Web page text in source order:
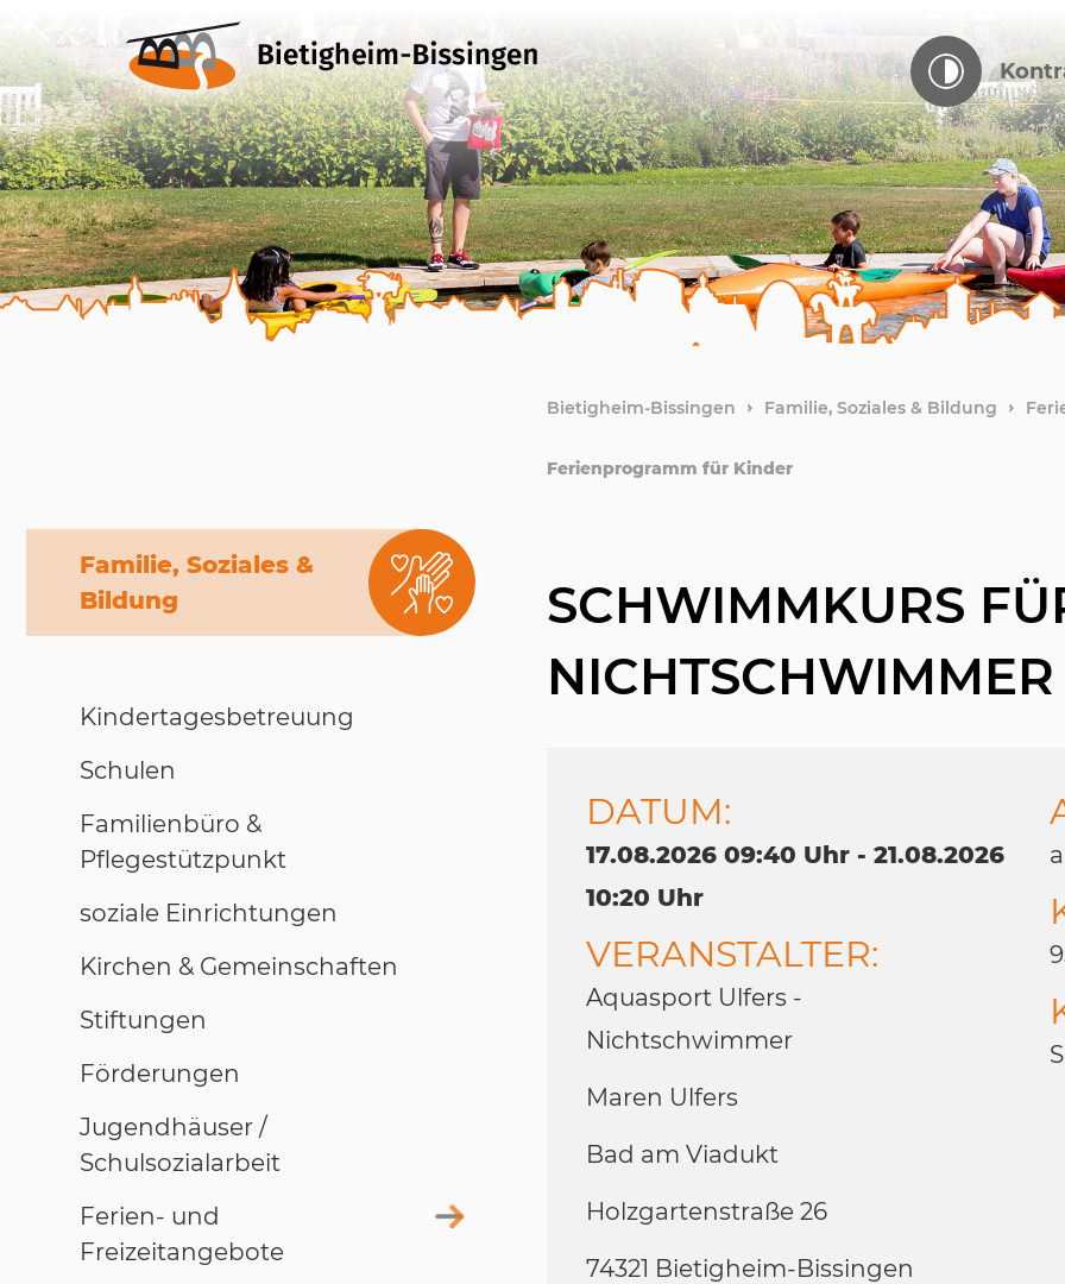
Bietigheim-Bissingen Familie, Soziales & Bildung
Ferienprogramm für Kinder
SCHWIMMKURS
NICHTSCHWIMMER
DATUM:
17.08.2026 09:40 Uhr - 21.08.2026
10:20 Uhr
VERANSTALTER:
Aquasport Ulfers -
Nichtschwimmer
Maren Ulfers
Bad am Viadukt
Holzgartenstraße 26
74321 Bietigheim-Bissingen
Familie, Soziales &
Bildung
Kindertagesbetreuung
Schulen
Familienbüro &
Pflegestützpunkt
soziale Einrichtungen
Kirchen & Gemeinschaften
Stiftungen
Förderungen
Jugendhäuser /
Schulsozialarbeit
Ferien- und
Freizeitangebote